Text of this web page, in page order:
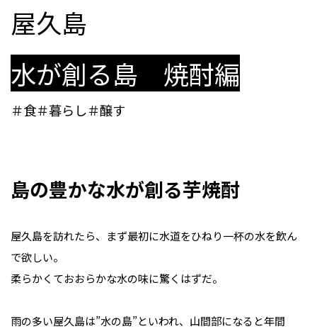
屋久島
水が創る島 焼酎編
＃食＃暮らし＃醸す
島の豊かな水が創る芋焼酎
屋久島を訪れたら、まず最初に水道をひねり一杯の水を飲ん
で欲しい。
柔らかくておおらかな水の味に驚くはずだ。
雨の多い屋久島は”水の島”といわれ、山間部になると年間